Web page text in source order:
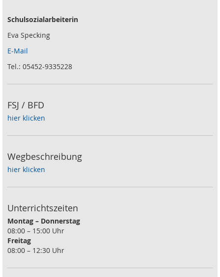
Schulsozialarbeiterin
Eva Specking
E-Mail
Tel.: 05452-9335228
FSJ / BFD
hier klicken
Wegbeschreibung
hier klicken
Unterrichtszeiten
Montag – Donnerstag
08:00 – 15:00 Uhr
Freitag
08:00 – 12:30 Uhr